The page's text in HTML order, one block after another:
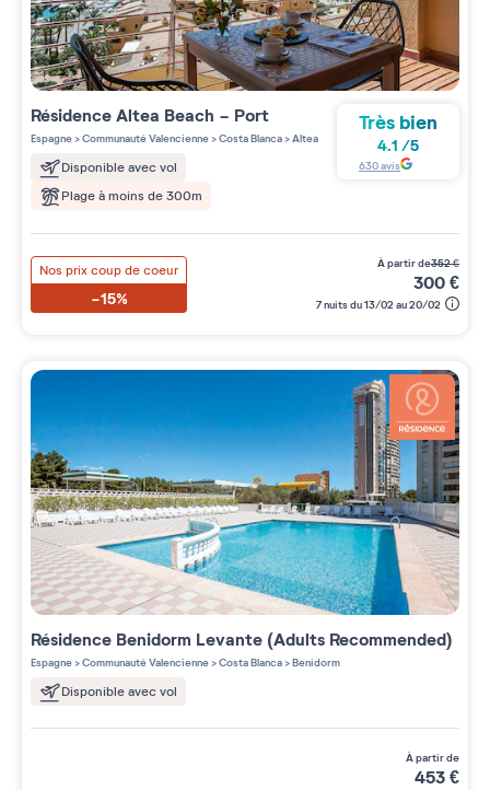
RésidenceAltea Beach - Port
Espagne>Communauté Valencienne>Costa Blanca>Altea
Disponible avec vol
Plage à moins de 300m
Très bien
4.1 /5
630avis
Nos prix coup de coeur
-15%
à partir de352€
300€
7 nuits du 13/02 au 20/02
Résidence Benidorm Levante (Adults Recommended)
Espagne>Communauté Valencienne>Costa Blanca>Benidorm
Disponible avec vol
à partir de
453€